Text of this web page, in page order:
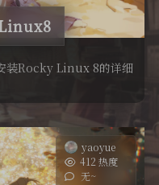
装Rocky Linux 8的详细
yaoyue
412 热度
无~